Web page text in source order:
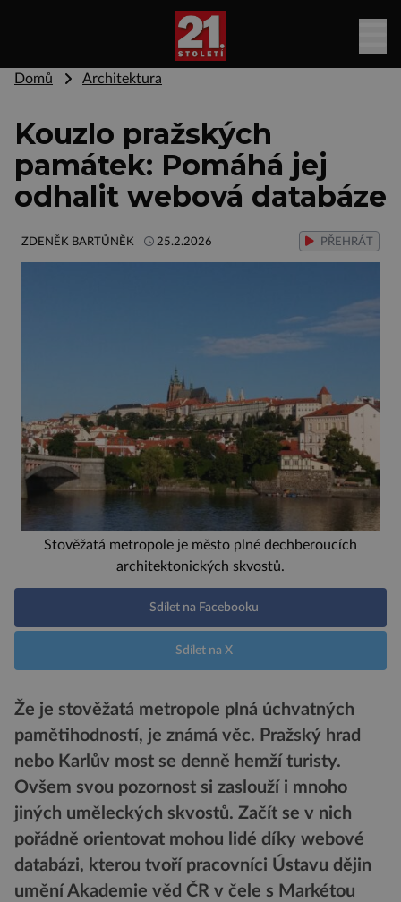
Domů Architektura
Kouzlo pražských
památek: Pomáhá jej
odhalit webová databáze
ZDENĚK BARTŮNĚK 25.2.2026 PŘEHRÁT
Stověžatá metropole je město plné dechberoucích
architektonických skvostů.
Sdílet na Facebooku
Sdílet na X
Že je stověžatá metropole plná úchvatných
pamětihodností, je známá věc. Pražský hrad
nebo Karlův most se denně hemží turisty.
Ovšem svou pozornost si zaslouží i mnoho
jiných uměleckých skvostů. Začít se v nich
pořádně orientovat mohou lidé díky webové
databázi, kterou tvoří pracovníci Ústavu dějin
umění Akademie věd ČR v čele s Markétou